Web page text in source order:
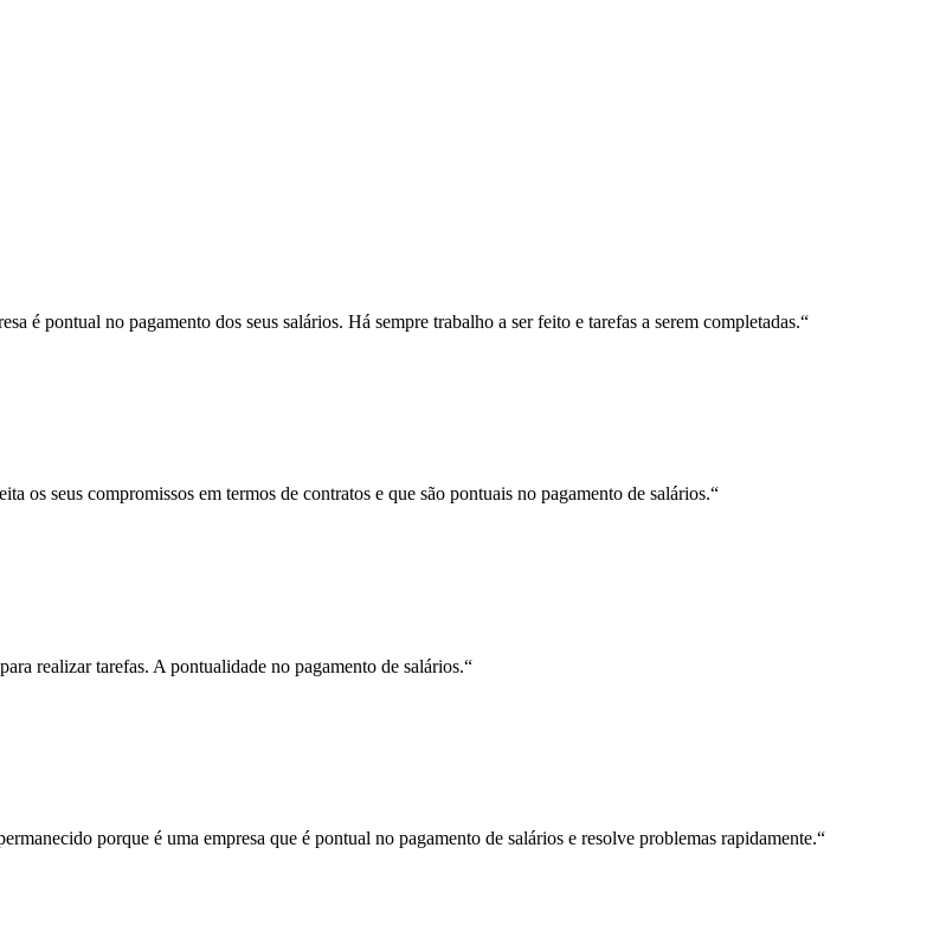
é pontual no pagamento dos seus salários. Há sempre trabalho a ser feito e tarefas a serem completadas.“
os seus compromissos em termos de contratos e que são pontuais no pagamento de salários.“
realizar tarefas. A pontualidade no pagamento de salários.“
porque é uma empresa que é pontual no pagamento de salários e resolve problemas rapidamente.“